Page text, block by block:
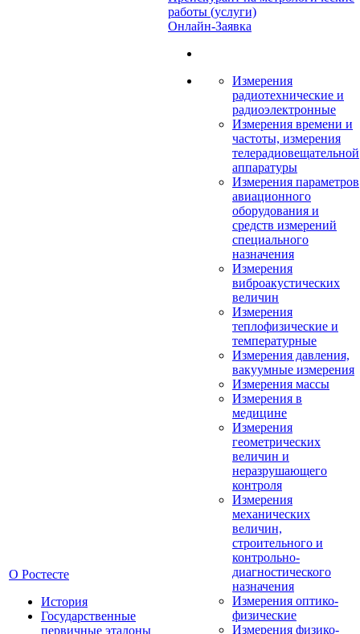
О Ростесте
История
Государственные
первичные эталоны
работы (услуги)
Онлайн-Заявка
Измерения
радиотехнические и
радиоэлектронные
Измерения времени и
частоты, измерения
телерадиовещательной
аппаратуры
Измерения параметров
авиационного
оборудования и
средств измерений
специального
назначения
Измерения
виброакустических
величин
Измерения
теплофизические и
температурные
Измерения давления,
вакуумные измерения
Измерения массы
Измерения в
медицине
Измерения
геометрических
величин и
неразрушающего
контроля
Измерения
механических
величин,
строительного и
контрольно-
диагностического
назначения
Измерения оптико-
физические
Измерения физико-